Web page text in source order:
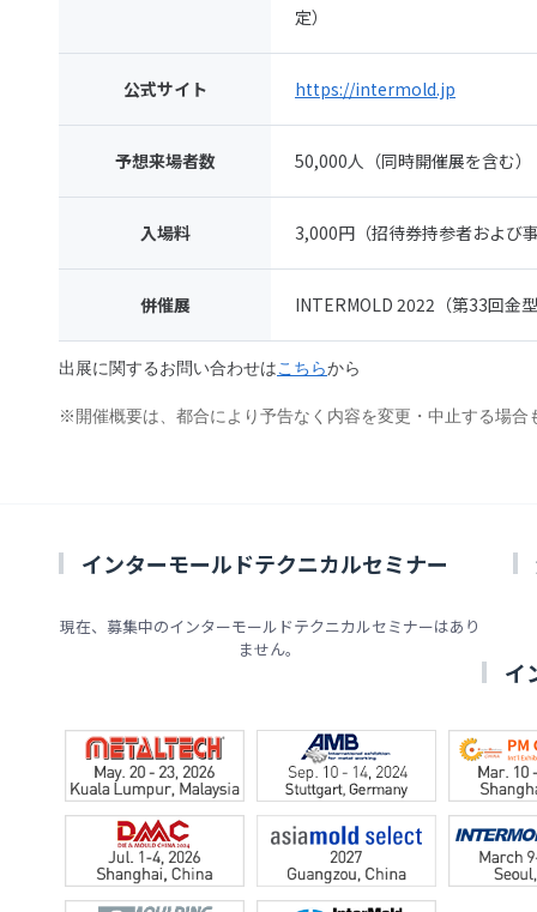
定）
公式サイト https://intermold.jp
予想来場者数 50,000人（同時開催展を含む）
入場料 3,000円（招待券持参者および
併催展 INTERMOLD 2022（第33回金
出展に関するお問い合わせはこちらから
※開催概要は、都合により予告なく内容を変更・中止する場合
インターモールドテクニカルセミナー
現在、募集中のインターモールドテクニカルセミナーはあり
ません。
イ